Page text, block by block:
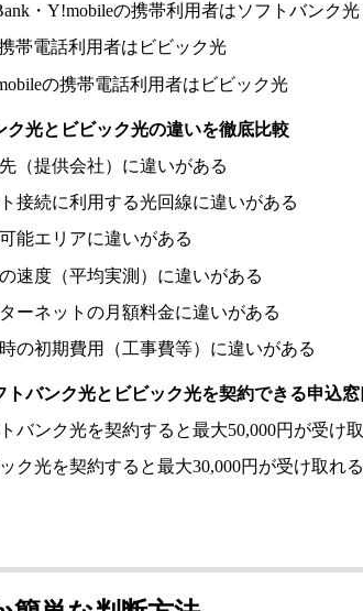
・Y!mobileの携帯利用者はソフトバンク光
帯電話利用者はビビック光
の携帯電話利用者はビビック光
ク光とビビック光の違いを徹底比較
（提供会社）に違いがある
接続に利用する光回線に違いがある
能エリアに違いがある
速度（平均実測）に違いがある
ーネットの月額料金に違いがある
の初期費用（工事費等）に違いがある
トバンク光とビビック光を契約できる申込窓
バンク光を契約すると最大50,000円が受け
ク光を契約すると最大30,000円が受け取れる